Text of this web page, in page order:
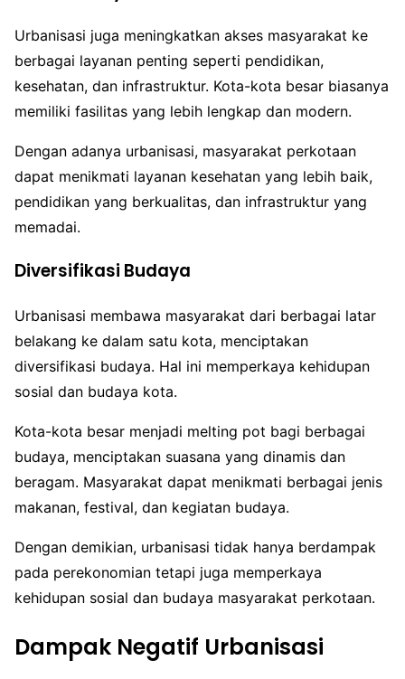
Urbanisasi juga meningkatkan akses masyarakat ke
berbagai layanan penting seperti pendidikan,
kesehatan, dan infrastruktur. Kota-kota besar biasanya
memiliki fasilitas yang lebih lengkap dan modern.
Dengan adanya urbanisasi, masyarakat perkotaan
dapat menikmati layanan kesehatan yang lebih baik,
pendidikan yang berkualitas, dan infrastruktur yang
memadai.
Diversifikasi Budaya
Urbanisasi membawa masyarakat dari berbagai latar
belakang ke dalam satu kota, menciptakan
diversifikasi budaya. Hal ini memperkaya kehidupan
sosial dan budaya kota.
Kota-kota besar menjadi melting pot bagi berbagai
budaya, menciptakan suasana yang dinamis dan
beragam. Masyarakat dapat menikmati berbagai jenis
makanan, festival, dan kegiatan budaya.
Dengan demikian, urbanisasi tidak hanya berdampak
pada perekonomian tetapi juga memperkaya
kehidupan sosial dan budaya masyarakat perkotaan.
Dampak Negatif Urbanisasi